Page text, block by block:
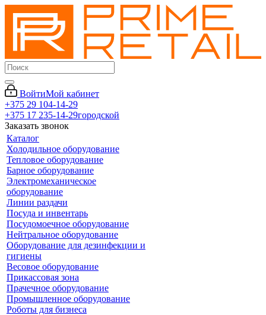
ВойтиМой кабинет
+375 29 104-14-29
+375 17 235-14-29городской
Заказать звонок
Каталог
Холодильное оборудование
Тепловое оборудование
Барное оборудование
Электромеханическое
оборудование
Линии раздачи
Посуда и инвентарь
Посудомоечное оборудование
Нейтральное оборудование
Оборудование для дезинфекции и
гигиены
Весовое оборудование
Прикассовая зона
Прачечное оборудование
Промышленное оборудование
Роботы для бизнеса